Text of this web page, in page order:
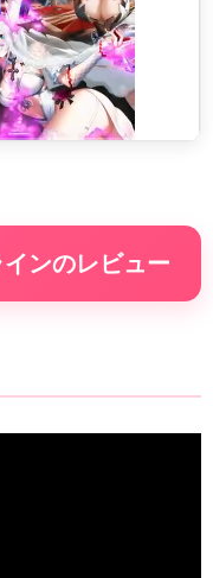
ンのレビュー